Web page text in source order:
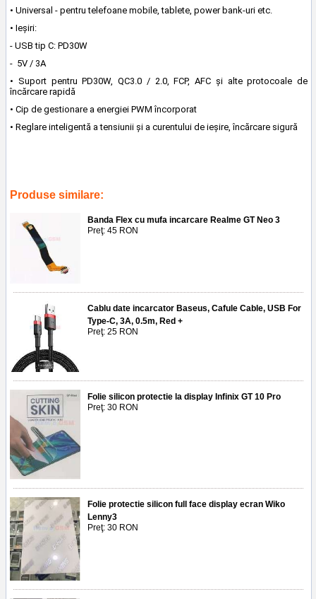
• Universal - pentru telefoane mobile, tablete, power bank-uri etc.
• Ieşiri:
- USB tip C: PD30W
- 5V / 3A
• Suport pentru PD30W, QC3.0 / 2.0, FCP, AFC şi alte protocoale de
încărcare rapidă
• Cip de gestionare a energiei PWM încorporat
• Reglare inteligentă a tensiunii şi a curentului de ieşire, încărcare sigură
Produse similare:
Banda Flex cu mufa incarcare Realme GT Neo 3
Preţ: 45 RON
Cablu date incarcator Baseus, Cafule Cable, USB For
Type-C, 3A, 0.5m, Red +
Preţ: 25 RON
Folie silicon protectie la display Infinix GT 10 Pro
Preţ: 30 RON
Folie protectie silicon full face display ecran Wiko
Lenny3
Preţ: 30 RON